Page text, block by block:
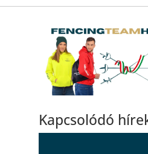
Kapcsolódó